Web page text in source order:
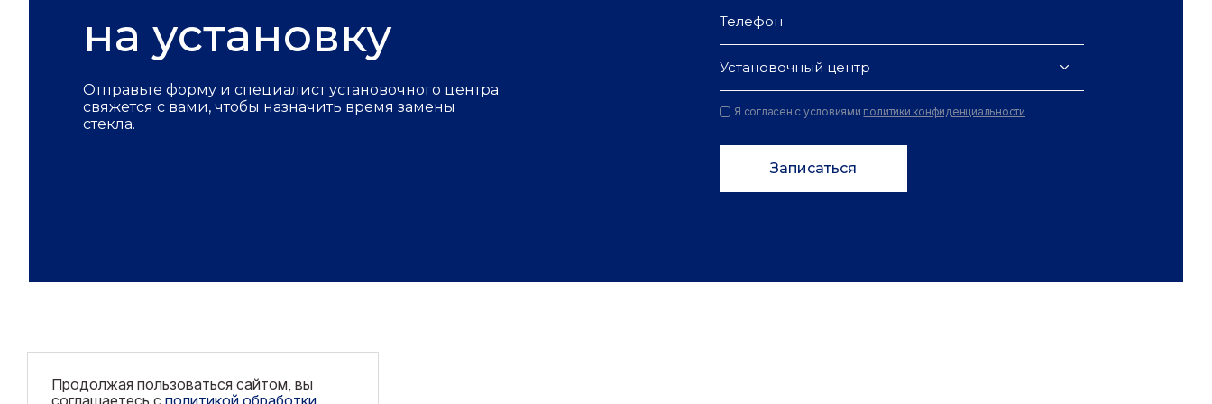
на установку
Отправьте форму и специалист установочного центра
свяжется с вами, чтобы назначить время замены
стекла.
Установочный центр
Я согласен с условиями политики конфиденциальности
Записаться
Продолжая пользоваться сайтом, вы
соглашаетесь с политикой обработки